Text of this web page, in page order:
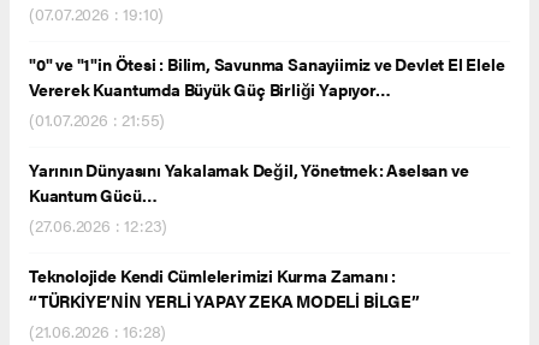
(07.07.2026 : 19:10)
"0" ve "1"in Ötesi : Bilim, Savunma Sanayiimiz ve Devlet El Elele
Vererek Kuantumda Büyük Güç Birliği Yapıyor…
(01.07.2026 : 21:55)
Yarının Dünyasını Yakalamak Değil, Yönetmek: Aselsan ve
Kuantum Gücü…
(27.06.2026 : 12:23)
Teknolojide Kendi Cümlelerimizi Kurma Zamanı :
“TÜRKİYE’NİN YERLİ YAPAY ZEKA MODELİ BİLGE”
(21.06.2026 : 16:28)